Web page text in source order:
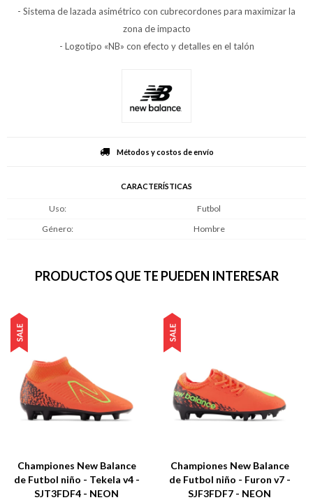
- Sistema de lazada asimétrico con cubrecordones para maximizar la
zona de impacto
- Logotipo «NB» con efecto y detalles en el talón
Métodos y costos de envío
CARACTERÍSTICAS
Uso
Futbol
Género
Hombre
PRODUCTOS QUE TE PUEDEN INTERESAR
Championes New Balance
de Futbol niño - Tekela v4 -
SJT3FDF4 - NEON
Championes New Balance
de Futbol niño - Furon v7 -
SJF3FDF7 - NEON